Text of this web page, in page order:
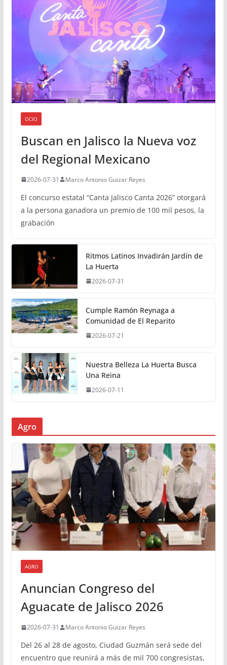
OCIO
Buscan en Jalisco la Nueva voz
del Regional Mexicano
2026-07-31 Marco Antonio Guizar Reyes
El concurso estatal “Canta Jalisco Canta 2026” otorgará
a la persona ganadora un premio de 100 mil pesos, la
grabación
Ritmos Latinos Invadirán Jardín de
La Huerta
2026-07-31
Cumple Ramón Reynaga a
Comunidad de El Reparito
2026-07-21
Nuestra Belleza La Huerta Busca
Una Reina
2026-07-11
Agro
AGRO
Anuncian Congreso del
Aguacate de Jalisco 2026
2026-07-31 Marco Antonio Guizar Reyes
Del 26 al 28 de agosto, Ciudad Guzmán será sede del
encuentro que reunirá a más de mil 700 congresistas,